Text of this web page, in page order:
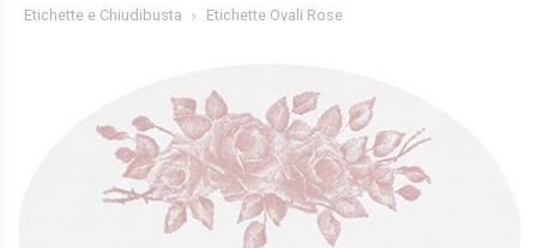
Etichette e Chiudibusta
Etichette Ovali Rose